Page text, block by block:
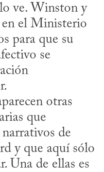
ve. Winston y
en el Ministerio
para que su
se
que
de
y que aquí sólo